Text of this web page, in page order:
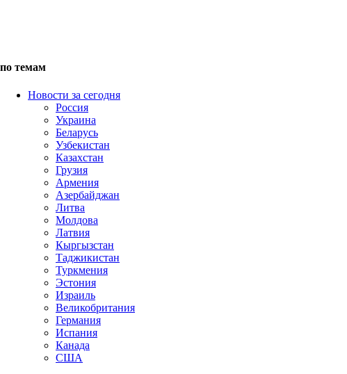
по темам
Новости за сегодня
Россия
Украина
Беларусь
Узбекистан
Казахстан
Грузия
Армения
Азербайджан
Литва
Молдова
Латвия
Кыргызстан
Таджикистан
Туркмения
Эстония
Израиль
Великобритания
Германия
Испания
Канада
США